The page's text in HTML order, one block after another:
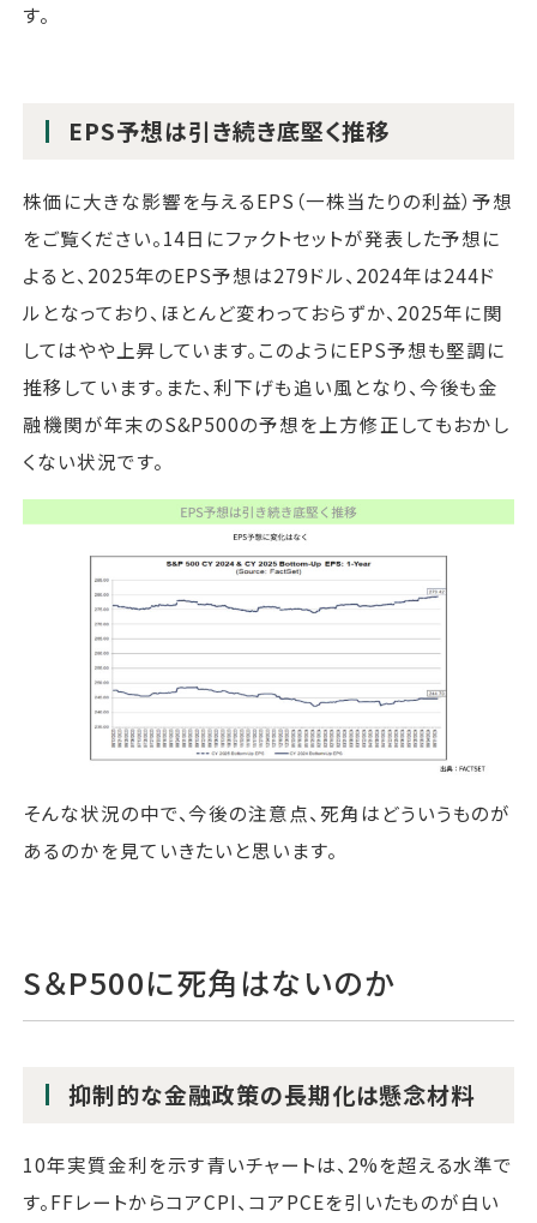
す。
EPS予想は引き続き底堅く推移
株価に大きな影響を与えるEPS（一株当たりの利益）予想
をご覧ください。14日にファクトセットが発表した予想に
よると、2025年のEPS予想は279ドル、2024年は244ド
ルとなっており、ほとんど変わっておらずか、2025年に関
してはやや上昇しています。このようにEPS予想も堅調に
推移しています。また、利下げも追い風となり、今後も金
融機関が年末のS&P500の予想を上方修正してもおかし
くない状況です。
そんな状況の中で、今後の注意点、死角はどういうものが
あるのかを見ていきたいと思います。
S＆P500に死角はないのか
抑制的な金融政策の長期化は懸念材料
10年実質金利を示す青いチャートは、2%を超える水準で
す。FFレートからコアCPI、コアPCEを引いたものが白い